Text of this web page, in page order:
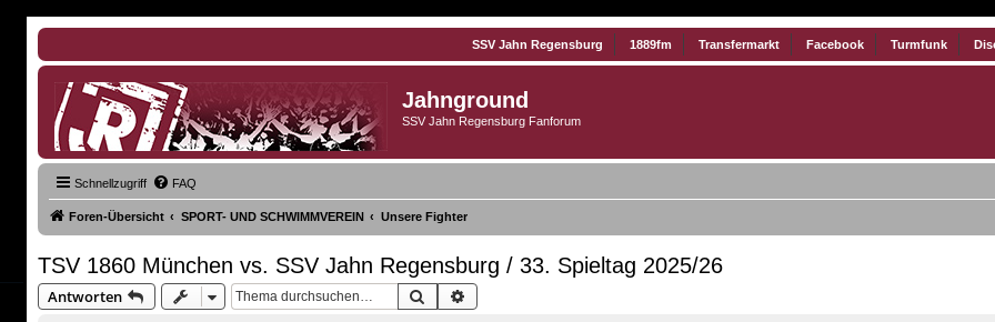
SSV Jahn Regensburg 1889fm Transfermarkt Facebook Turmfunk
Jahnground
SSV Jahn Regensburg Fanforum
Schnellzugriff FAQ
Foren-Übersicht SPORT- UND SCHWIMMVEREIN Unsere Fighter
TSV 1860 München vs. SSV Jahn Regensburg / 33. Spieltag 2025/26
Antworten Suche